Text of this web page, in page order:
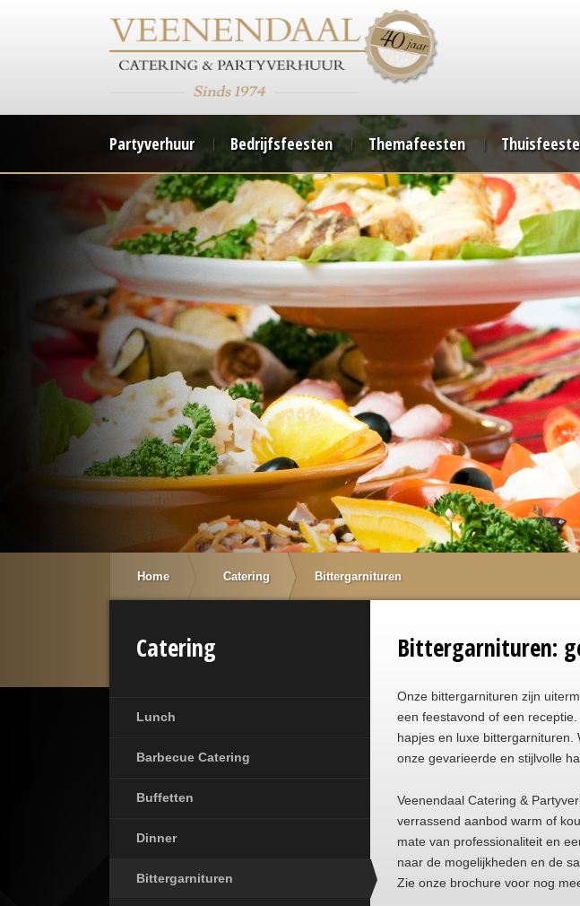
Partyverhuur Bedrijfsfeesten Themafeesten
Home Catering Bittergarnituren
Catering
Lunch
Barbecue Catering
Buffetten
Dinner
Bittergarnituren
Bittergarnituren:
Onze bittergarnituren zijn
een feestavond of een
hapjes en luxe bittergarnituren.
onze gevarieerde en stijlvolle
Veenendaal Catering &
verrassend aanbod warm of
mate van professionaliteit en
naar de mogelijkheden en de
Zie onze brochure voor nog